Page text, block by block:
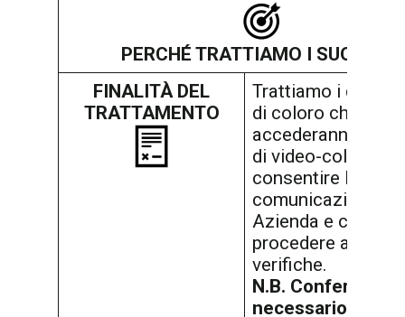
PERCHÉ TRATTIAMO I SUOI DATI
FINALITÀ DEL
TRATTAMENTO
Trattiamo i dati
di coloro che
accederanno al
di video-colloqui
consentire la
comunicazione tra
Azienda e
procedere a
verifiche.
N.B.
necessario